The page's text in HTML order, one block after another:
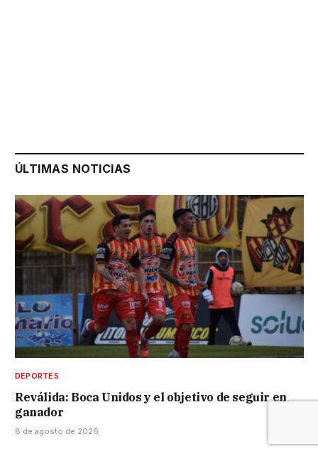
ÚLTIMAS NOTICIAS
DEPORTES
Reválida: Boca Unidos y el objetivo de seguir en
ganador
8 de agosto de 2026